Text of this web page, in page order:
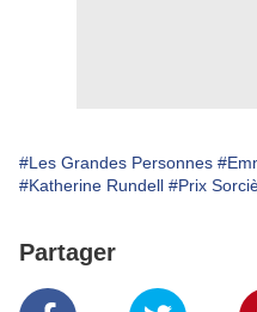
#Les Grandes Personnes
#Katherine Rundell #Prix
Partager